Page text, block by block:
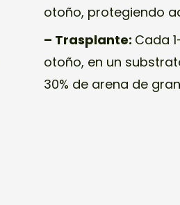
otoño, protegiendo
– Trasplante: Cada
otoño, en un
30% de arena de